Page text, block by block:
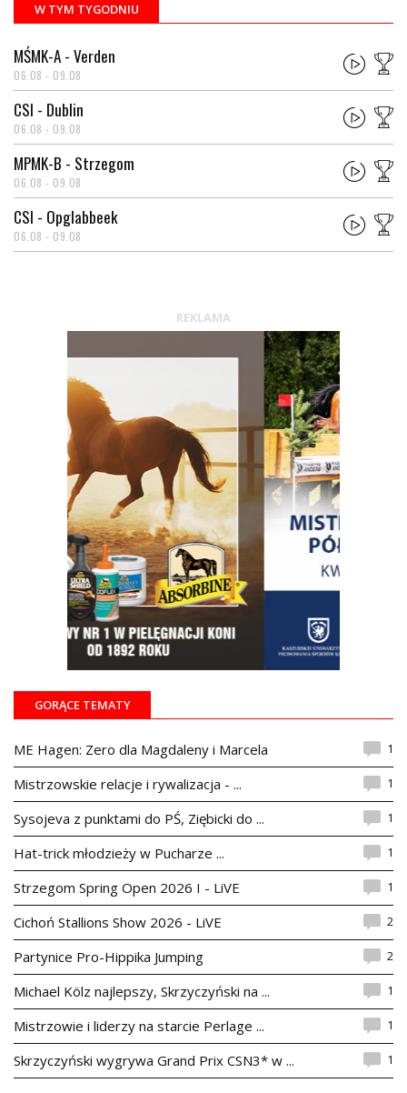
W TYM TYGODNIU
MŚMK-A - Verden
06.08 - 09.08
CSI - Dublin
06.08 - 09.08
MPMK-B - Strzegom
06.08 - 09.08
CSI - Opglabbeek
06.08 - 09.08
REKLAMA
GORĄCE TEMATY
ME Hagen: Zero dla Magdaleny i Marcela 1
Mistrzowskie relacje i rywalizacja - ... 1
Sysojeva z punktami do PŚ, Ziębicki do ... 1
Hat-trick młodzieży w Pucharze ... 1
Strzegom Spring Open 2026 I - LiVE 1
Cichoń Stallions Show 2026 - LiVE 2
Partynice Pro-Hippika Jumping 2
Michael Kölz najlepszy, Skrzyczyński na ... 1
Mistrzowie i liderzy na starcie Perlage ... 1
Skrzyczyński wygrywa Grand Prix CSN3* w ... 1